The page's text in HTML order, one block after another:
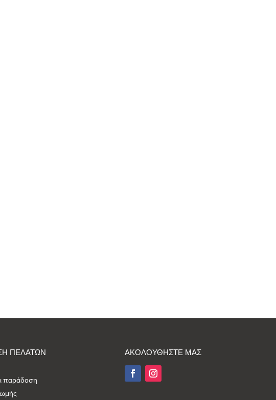
ΠΕΛΑΤΩΝ
παράδοση
ΑΚΟΛΟΥΘΗΣΤΕ ΜΑΣ